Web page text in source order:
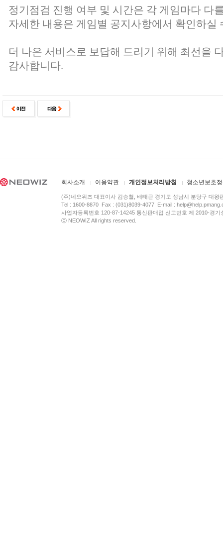
정기점검 진행 여부 및 시간은 각 게임마다 다
자세한 내용은 게임별 공지사항에서 확인하실
더 나은 서비스로 보답해 드리기 위해 최선을
감사합니다.
회사소개 이용약관 개인정보처리방침 청소년보호
(주)네오위즈 대표이사 김승철, 배태근 경기도 성남시 분당구 대왕
Tel : 1600-8870 Fax : (031)8039-4077 E-mail :
사업자등록번호 120-87-14245 통신판매업 신고번호 제 2010-경
ⓒ NEOWIZ All rights reserved.